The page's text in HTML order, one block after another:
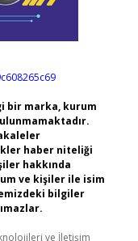
bir marka, kurum
haber niteliği
hakkında
ve kişiler ile isim
bilgiler
ve İletişim